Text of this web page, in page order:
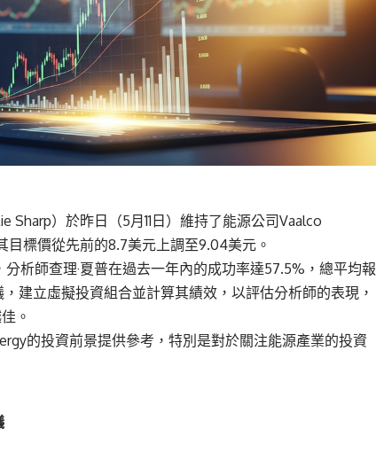
Sharp）於昨日（5月11日）維持了能源公司Vaalco
目標價從先前的8.7美元上調至9.04美元。
析師查理·夏普在過去一年內的成功率達57.5%，總平均報
建立虛擬投資組合並計算其績效，以評估分析師的表現，
。
的投資前景提供參考，特別是對於關注能源產業的投資